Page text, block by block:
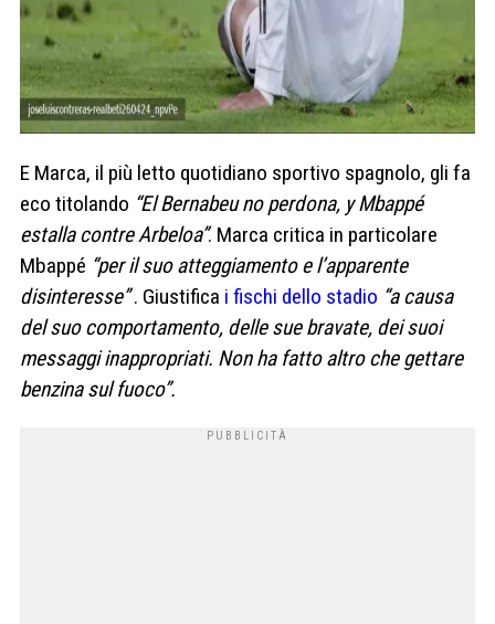
E Marca, il più letto quotidiano sportivo spagnolo, gli fa
eco titolando “El Bernabeu no perdona, y Mbappé
estalla contre Arbeloa”. Marca critica in particolare
Mbappé “per il suo atteggiamento e l’apparente
disinteresse”. Giustifica i fischi dello stadio “a causa
del suo comportamento, delle sue bravate, dei suoi
messaggi inappropriati. Non ha fatto altro che gettare
benzina sul fuoco”.